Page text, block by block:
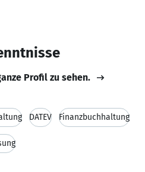
Profil zu sehen.
DATEV Finanzbuchhaltung